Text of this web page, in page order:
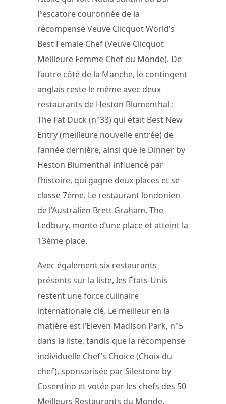
Pescatore couronnée de la
récompense Veuve Clicquot World’s
Best Female Chef (Veuve Clicquot
Meilleure Femme Chef du Monde). De
l’autre côté de la Manche, le contingent
anglais reste le même avec deux
restaurants de Heston Blumenthal :
The Fat Duck (n°33) qui était Best New
Entry (meilleure nouvelle entrée) de
l’année dernière, ainsi que le Dinner by
Heston Blumenthal influencé par
l’histoire, qui gagne deux places et se
classe 7ème. Le restaurant londonien
de l’Australien Brett Graham, The
Ledbury, monte d’une place et atteint la
13ème place.
Avec également six restaurants
présents sur la liste, les États-Unis
restent une force culinaire
internationale clé. Le meilleur en la
matière est l’Eleven Madison Park, n°5
dans la liste, tandis que la récompense
individuelle Chef’s Choice (Choix du
chef), sponsorisée par Silestone by
Cosentino et votée par les chefs des 50
Meilleurs Restaurants du Monde,